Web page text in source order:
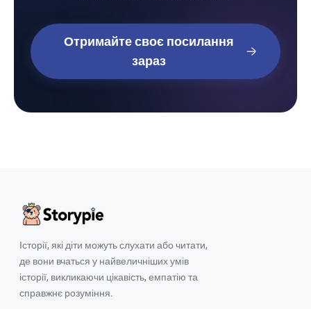
Отримайте своє посилання
зараз
Історії, які діти можуть слухати або читати,
де вони вчаться у найвеличніших умів
історії, викликаючи цікавість, емпатію та
справжнє розуміння.